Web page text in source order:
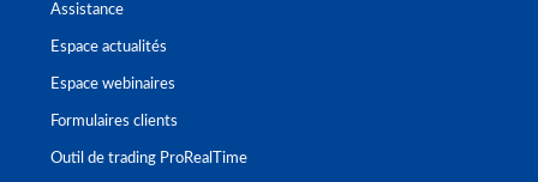
Assistance
Espace actualités
Espace webinaires
Formulaires clients
Outil de trading ProRealTime